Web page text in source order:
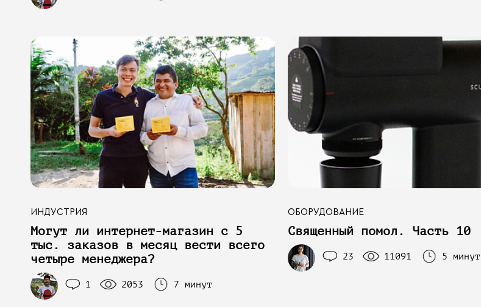
ИНДУСТРИЯ
Могут ли интернет-магазин с 5
тыс. заказов в месяц вести всего
четыре менеджера?
1 2053 7 минут
ОБОРУДОВАНИЕ
Священный помол. Часть 10
23 11091 5 минут